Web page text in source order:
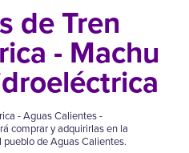
de Tren
- Machu
- Aguas Calientes -
comprar y adquirirlas en la
de Aguas Calientes.